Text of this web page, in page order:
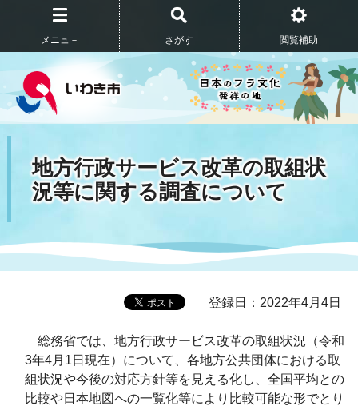
メニュ－ さがす 閲覧補助
地方行政サービス改革の取組状
況等に関する調査について
登録日：2022年4月4日
総務省では、地方行政サービス改革の取組状況（令和
3年4月1日現在）について、各地方公共団体における取
組状況や今後の対応方針等を見える化し、全国平均との
比較や日本地図への一覧化等により比較可能な形でとり